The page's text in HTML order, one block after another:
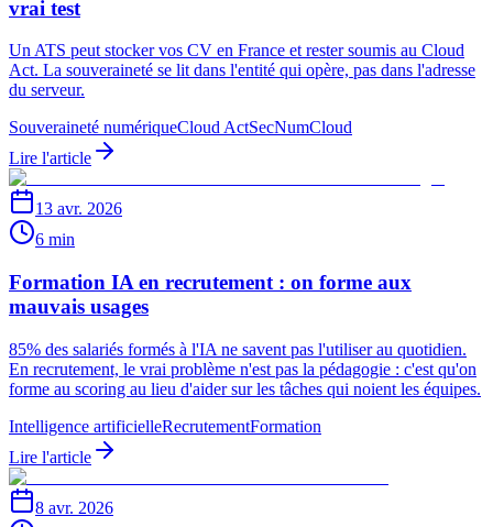
vrai test
Un ATS peut stocker vos CV en France et rester soumis au Cloud
Act. La souveraineté se lit dans l'entité qui opère, pas dans l'adresse
du serveur.
Souveraineté numériqueCloud ActSecNumCloud
Lire l'article
13 avr. 2026
6 min
Formation IA en recrutement : on forme aux
mauvais usages
85% des salariés formés à l'IA ne savent pas l'utiliser au quotidien.
En recrutement, le vrai problème n'est pas la pédagogie : c'est qu'on
forme au scoring au lieu d'aider sur les tâches qui noient les équipes.
Intelligence artificielleRecrutementFormation
Lire l'article
8 avr. 2026